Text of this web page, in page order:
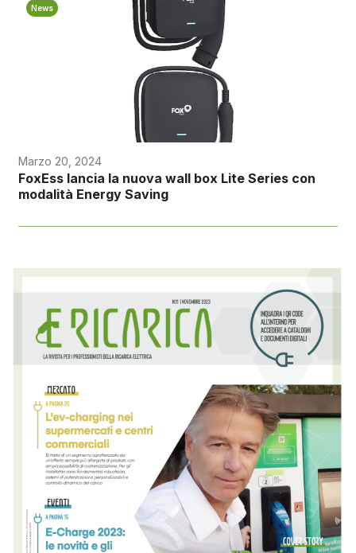
News
Marzo 20, 2024
FoxEss lancia la nuova wall box Lite Series con
modalità Energy Saving